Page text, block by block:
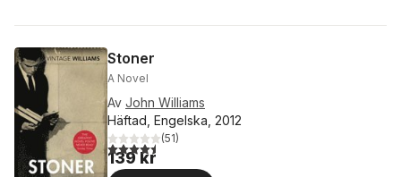
Stoner
A Novel
Av John Williams
Häftad, Engelska, 2012
4,5utav 5 stjärnor. Totalt antal röster:
(51)
139 kr